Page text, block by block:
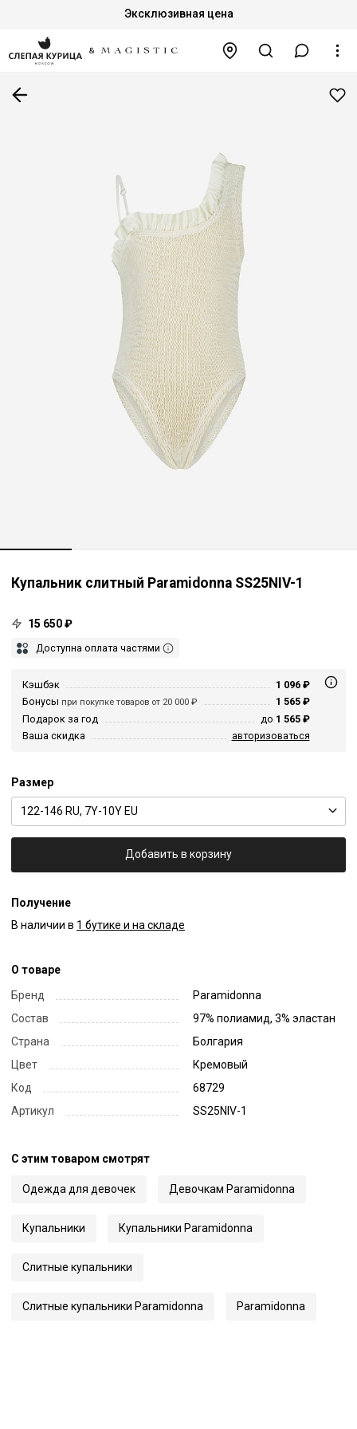
Эксклюзивная цена
Купальник слитный Paramidonna SS25NIV-1
15 650 ₽
Доступна оплата частями
Кэшбэк
1 096 ₽
Бонусы при покупке товаров от 20 000 ₽
1 565 ₽
Подарок за год
до 1 565 ₽
Ваша скидка
авторизоваться
Размер
122-146 RU, 7Y-10Y EU
Добавить в корзину
Получение
В наличии в 1 бутике и на складе
О товаре
Бренд
Paramidonna
Состав
97% полиамид, 3% эластан
Страна
Болгария
Цвет
Кремовый
Код
68729
Артикул
SS25NIV-1
С этим товаром смотрят
Одежда для девочек Девочкам Paramidonna
Купальники Купальники Paramidonna
Слитные купальники
Слитные купальники Paramidonna Paramidonna